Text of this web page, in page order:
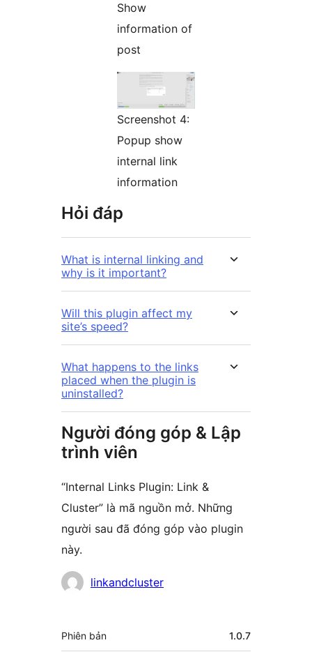
Show
information of
post
Screenshot 4:
Popup show
internal link
information
Hỏi đáp
What is internal linking and
why is it important?
Will this plugin affect my
site’s speed?
What happens to the links
placed when the plugin is
uninstalled?
Người đóng góp & Lập
trình viên
“Internal Links Plugin: Link &
Cluster” là mã nguồn mở. Những
người sau đã đóng góp vào plugin
này.
Những
góp
linkandcluster
Meta
Phiên bản 1.0.7